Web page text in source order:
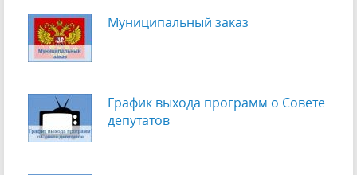
Муниципальный заказ
График выхода программ о Cовете
депутатов